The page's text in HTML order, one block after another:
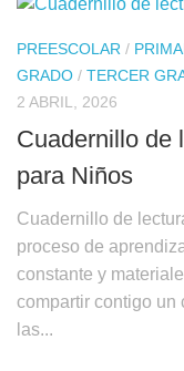
PREESCOLAR /
GRADO / TERCER
2 ABRIL, 2026
Cuadernillo de
para Niños
Cuadernillo de
proceso de
constante y
compartir contigo un
las...